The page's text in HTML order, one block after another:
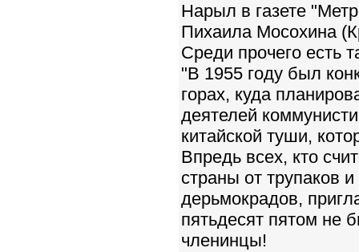
Нарыл в газете
Пихаила Мосохина
Среди прочего есть
"В 1955 году был
горах, куда
деятелей
китайской туши,
Впредь всех, кто
страны от трупаков
дерьмокрадов,
пятьдесят пятом не
членинцы!